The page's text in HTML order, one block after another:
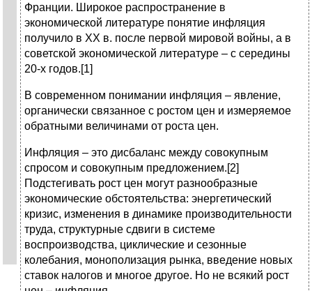
Франции. Широкое распространение в
экономической литературе понятие инфляция
получило в XX в. после первой мировой войны, а в
советской экономической литературе – с середины
20-х годов.[1]
В современном понимании инфляция – явление,
органически связанное с ростом цен и измеряемое
обратными величинами от роста цен.
Инфляция – это дисбаланс между совокупным
спросом и совокупным предложением.[2]
Подстегивать рост цен могут разнообразные
экономические обстоятельства: энергетический
кризис, изменения в динамике производительности
труда, структурные сдвиги в системе
воспроизводства, циклические и сезонные
колебания, монополизация рынка, введение новых
ставок налогов и многое другое. Но не всякий рост